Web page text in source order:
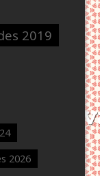
2019
2026